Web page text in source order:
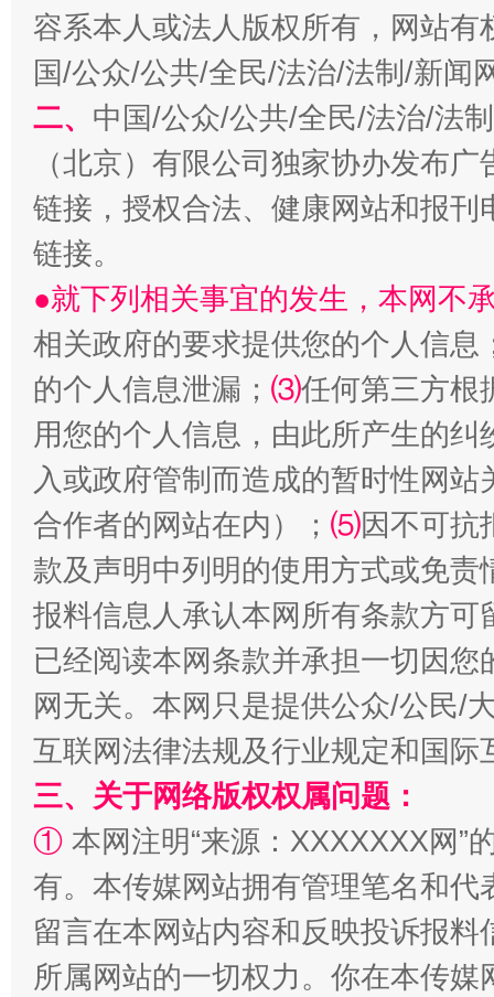
千年窑火 生生不息 一
揭开“小金库”的免责幌子
受贿1.44亿！段成刚被判无期 从幼
全民健身五年计划来了！等你上场
容系本人或法人版权所有，网站
国/公众/公共/全民/法治/法制/新闻
二、 中国/公众/公共/全民/法治/法
（北京）有限公司独家协办发布
链接，授权合法、健康网站和报
链接。
●就下列相关事宜的发生，本网不
相关政府的要求提供您的个人信息
的个人信息泄漏； ⑶任何第三方根
用您的个人信息，由此所产生的纠
入或政府管制而造成的暂时性网
合作者的网站在内）； ⑸因不可抗
款及声明中列明的使用方式或免责
报料信息人承认本网所有条款方
已经阅读本网条款并承担一切因
网无关。本网只是提供公众/公民/
互联网法律法规及行业规定和国
三、关于网络版权权属问题：
① 本网注明“来源：XXXXXXX网”
有。本传媒网站拥有管理笔名和
留言在本网站内容和反映投诉报
所属网站的一切权力。你在本传